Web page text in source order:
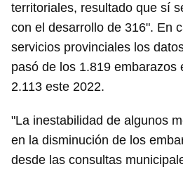
INICIAR SESIÓN
territoriales, resultado que sí
con el desarrollo de 316". En
servicios provinciales los
pasó de los 1.819 embarazos
2.113 este 2022.
"La inestabilidad de algunos
en la disminución de los
desde las consultas